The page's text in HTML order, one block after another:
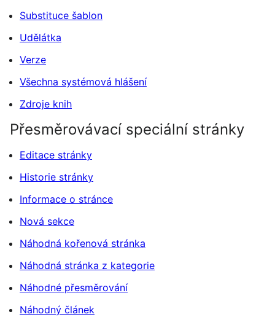
Substituce šablon
Udělátka
Verze
Všechna systémová hlášení
Zdroje knih
Přesměrovávací speciální stránky
Editace stránky
Historie stránky
Informace o stránce
Nová sekce
Náhodná kořenová stránka
Náhodná stránka z kategorie
Náhodné přesměrování
Náhodný článek